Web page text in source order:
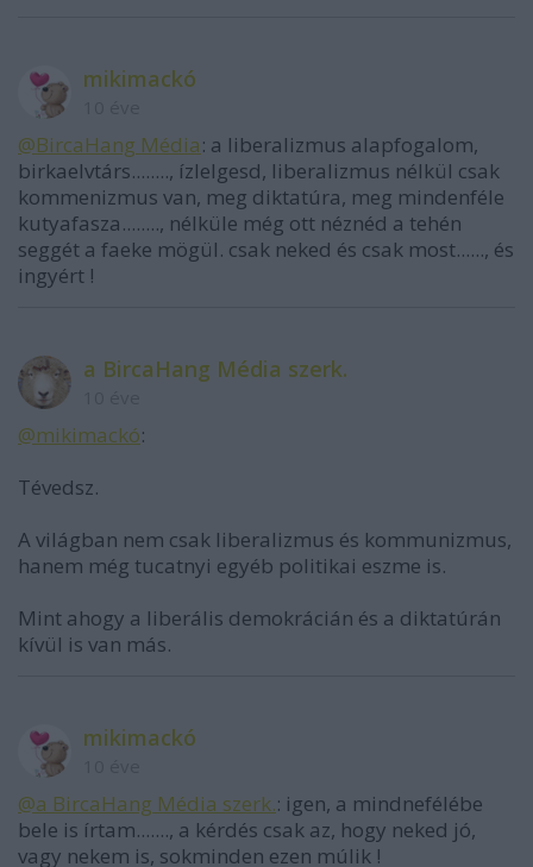
mikimackó
@BircaHang Média: a liberalizmus alapfogalom,
birkaelvtárs........, ízlelgesd, liberalizmus nélkül csak
kommenizmus van, meg diktatúra, meg mindenféle
kutyafasza........, nélküle még ott néznéd a tehén
seggét a faeke mögül. csak neked és csak most......, és
ingyért !
a BircaHang Média szerk.
@mikimackó:
Tévedsz.
A világban nem csak liberalizmus és kommunizmus,
hanem még tucatnyi egyéb politikai eszme is.
Mint ahogy a liberális demokrácián és a diktatúrán
kívül is van más.
mikimackó
@a BircaHang Média szerk.: igen, a mindnefélébe
bele is írtam......., a kérdés csak az, hogy neked jó,
vagy nekem is, sokminden ezen múlik !